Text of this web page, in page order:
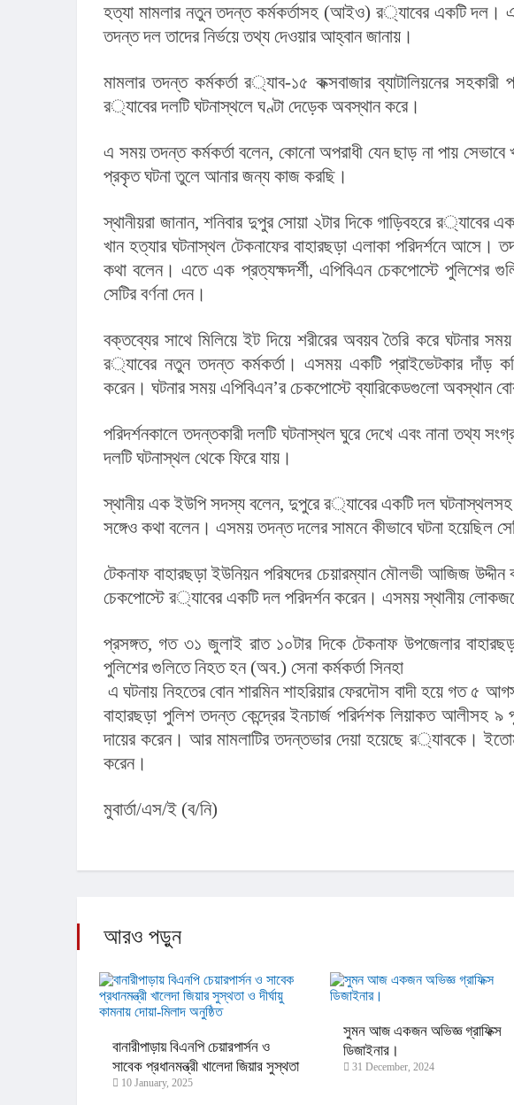
হত্যা মামলার নতুন তদন্ত কর্মকর্তাসহ (আইও) র‌্যাবের একটি দল। এসময় তাদের দেখে প্রত্যক্ষদর্শীরা এগিয়ে এলে
তদন্ত দল তাদের নির্ভয়ে তথ্য দেওয়ার আহ্বান জানায়।
মামলার তদন্ত কর্মকর্তা র‌্যাব-১৫ কক্সবাজার ব্যাটালিয়নের সহকারী পরিচালক এএসপি খাইরুল ইসলামের নেতৃত্বে
র‌্যাবের দলটি ঘটনাস্থলে ঘণ্টা দেড়েক অবস্থান করে।
এ সময় তদন্ত কর্মকর্তা বলেন, কোনো অপরাধী যেন ছাড় না পায়
প্রকৃত ঘটনা তুলে আনার জন্য কাজ করছি।
স্থানীয়রা জানান, শনিবার দুপুর সোয়া ২টার দিকে গাড়িবহরে র‌্যাবের একটি দল অবসরপ্রাপ্ত মেজর সিনহা মো. রাশেদ
খান হত্যার ঘটনাস্থল টেকনাফের বাহারছড়া এলাকা পরিদর্শনে আসে।
কথা বলেন। এতে এক প্রত্যক্ষদর্শী, এপিবিএন চেকপোস্টে পুলিশের
সেটির বর্ণনা দেন।
বক্তব্যের সাথে মিলিয়ে ইট দিয়ে শরীরের অবয়ব তৈরি করে ঘটনার
র‌্যাবের নতুন তদন্ত কর্মকর্তা। এসময় একটি প্রাইভেটকার দাঁড় করিয়ে সিনহা রাশেদের প্রতীকী অবস্থান তৈরি
করেন। ঘটনার সময় এপিবিএন’র চেকপোস্টে ব্যারিকেডগুলো অবস্থান
পরিদর্শনকালে তদন্তকারী দলটি ঘটনাস্থল ঘুরে দেখে এবং নানা তথ্য
দলটি ঘটনাস্থল থেকে ফিরে যায়।
স্থানীয় এক ইউপি সদস্য বলেন, দুপুরে র‌্যাবের একটি দল ঘটনাস্থলসহ আশপাশ ঘুরে দেখে। কয়েকজন প্রত্যক্ষদর্শীর
সঙ্গেও কথা বলেন। এসময় তদন্ত দলের সামনে কীভাবে ঘটনা হয়েছিল
টেকনাফ বাহারছড়া ইউনিয়ন পরিষদের চেয়ারম্যান মৌলভী আজিজ উদ্দীন
চেকপোস্টে র‌্যাবের একটি দল পরিদর্শন করেন। এসময় স্থানীয়
প্রসঙ্গত, গত ৩১ জুলাই রাত ১০টার দিকে টেকনাফ উপজেলার
পুলিশের গুলিতে নিহত হন (অব.) সেনা কর্মকর্তা সিনহা
এ ঘটনায় নিহতের বোন শারমিন শাহরিয়ার ফেরদৌস বাদী হয়ে গত ৫ আগস্ট টেকনাফের সাবেক ওসি প্রদীপ কুমার দাশ ও
বাহারছড়া পুলিশ তদন্ত কেন্দ্রের ইনচার্জ পরির্দশক লিয়াকত
দায়ের করেন। আর মামলাটির তদন্তভার দেয়া হয়েছে র‌্যাবকে। ইতোমধ্যে মামলার নতুন আইও ঘটনাস্থল পরিদর্শন
করেন।
মুবার্তা/এস/ই (ব/নি)
আরও পড়ুন
বানারীপাড়ায় বিএনপি চেয়ারপার্সন ও
সাবেক প্রধানমন্ত্রী খালেদা জিয়ার সুস্থতা
ও দীর্ঘায়ু কামনায় দোয়া-মিলাদ অনুষ্ঠিত
10 January, 2025
সুমন আজ একজন অভিজ্ঞ গ্রাফিক্স
ডিজাইনার।
31 December, 2024